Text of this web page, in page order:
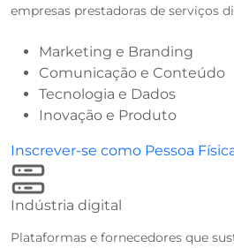
empresas prestadoras de serviços
Marketing e Branding
Comunicação e Conteúdo
Tecnologia e Dados
Inovação e Produto
Inscrever-se como Pessoa
Indústria digital
Plataformas e fornecedores que